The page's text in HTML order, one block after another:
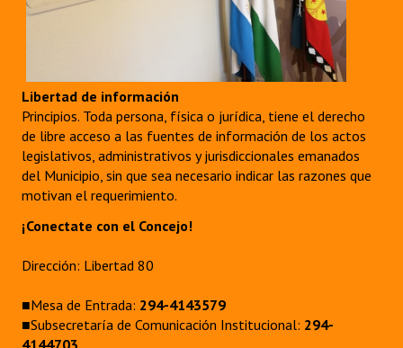
Libertad de información
Principios. Toda persona, física o jurídica, tiene el derecho
de libre acceso a las fuentes de información de los actos
legislativos, administrativos y jurisdiccionales emanados
del Municipio, sin que sea necesario indicar las razones que
motivan el requerimiento.
¡Conectate con el Concejo!
Dirección: Libertad 80
■Mesa de Entrada: 294-4143579
■Subsecretaría de Comunicación Institucional: 294-
4144703